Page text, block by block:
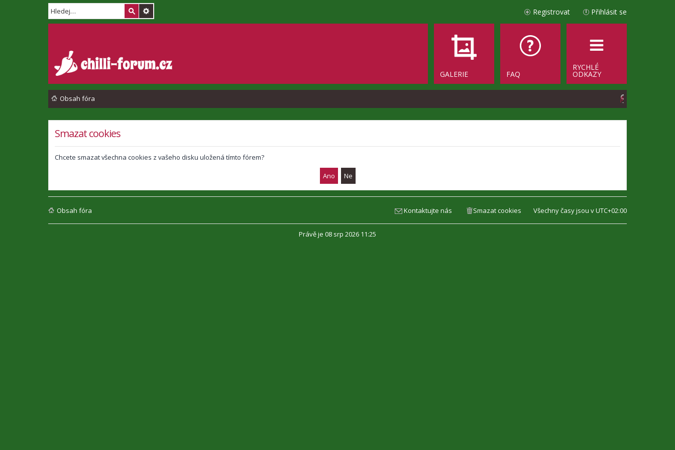
Přihlásit se
Registrovat
RYCHLÉ
ODKAZY
FAQ
GALERIE
Obsah fóra
H
Smazat cookies
Chcete smazat všechna cookies z vašeho disku uložená tímto fórem?
Obsah fóra Všechny časy jsou vUTC+02:00
Smazat cookies
Kontaktujte nás
Právě je 08 srp 2026 11:25